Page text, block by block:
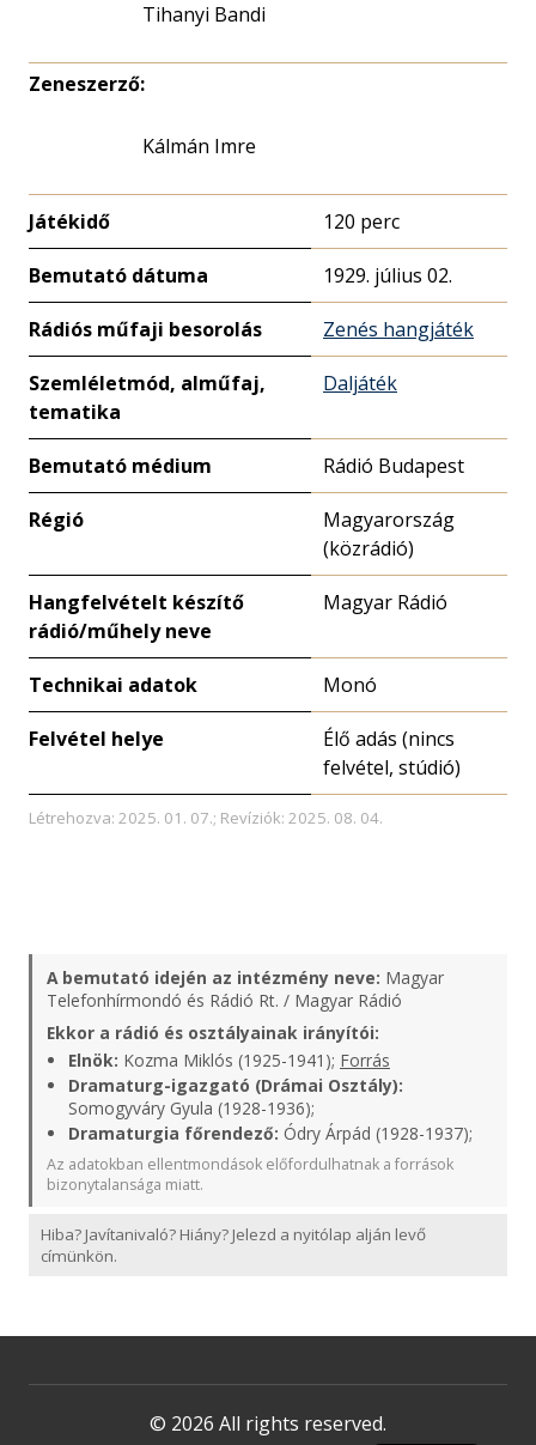
Tihanyi Bandi
Zeneszerző:
Kálmán Imre
Játékidő 120 perc
Bemutató dátuma 1929. július 02.
Rádiós műfaji besorolás Zenés hangjáték
Szemléletmód, alműfaj,
tematika
Daljáték
Bemutató médium Rádió Budapest
Régió
Magyarország
(közrádió)
Hangfelvételt készítő
rádió/műhely neve
Magyar Rádió
Technikai adatok Monó
Felvétel helye
Élő adás (nincs
felvétel, stúdió)
Létrehozva: 2025. 01. 07.; Revíziók: 2025. 08. 04.
A bemutató idején az intézmény neve: Magyar
Telefonhírmondó és Rádió Rt. / Magyar Rádió
Ekkor a rádió és osztályainak irányítói:
Elnök: Kozma Miklós (1925-1941); Forrás
Dramaturg-igazgató (Drámai Osztály):
Somogyváry Gyula (1928-1936);
Dramaturgia főrendező: Ódry Árpád (1928-1937);
Az adatokban ellentmondások előfordulhatnak a források
bizonytalansága miatt.
Hiba? Javítanivaló? Hiány? Jelezd a nyitólap alján levő
címünkön.
© 2026 All rights reserved.